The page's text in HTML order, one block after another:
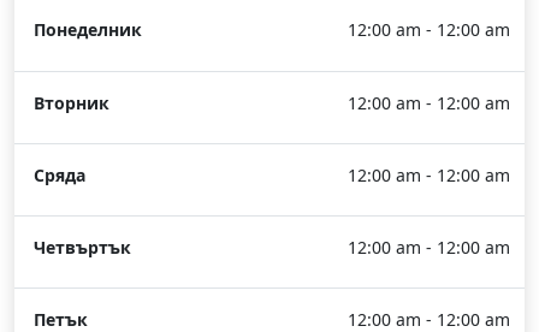
Понеделник 12:00 am - 12:00 am
Вторник 12:00 am - 12:00 am
Сряда 12:00 am - 12:00 am
Четвъртък 12:00 am - 12:00 am
Петък 12:00 am - 12:00 am